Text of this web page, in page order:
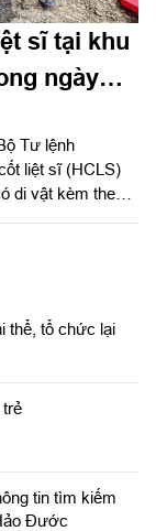
ngày
Tư lệnh
liệt sĩ (HCLS)
di vật kèm theo
thể, tổ chức lại
trẻ
tin tìm kiếm
Đước